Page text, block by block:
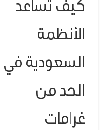
كيف تساعد
الأنظمة
السعودية في
الحد من
غرامات